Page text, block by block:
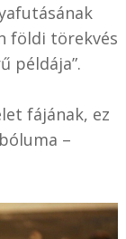
földi törekvés
példája”.
fájának, ez
–